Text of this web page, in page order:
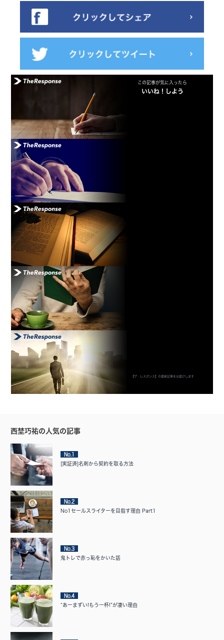
この記事が気に入ったら
いいね！しよう
【ザ・レスポンス】の最新記事をお届けします
西埜巧祐の人気の記事
No.1
[実証済]名刺から契約を取る方法
No.2
No1セールスライターを目指す理由 Part1
No.3
鬼トレで赤っ恥をかいた話
No.4
“あーまずい!もう一杯!”が凄い理由